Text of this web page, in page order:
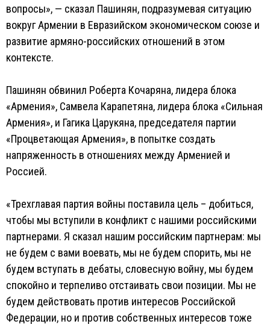
вопросы», — сказал Пашинян, подразумевая ситуацию
вокруг Армении в Евразийском экономическом союзе и
развитие армяно-российских отношений в этом
контексте.
Пашинян обвинил Роберта Кочаряна, лидера блока
«Армения», Самвела Карапетяна, лидера блока «Сильная
Армения», и Гагика Царукяна, председателя партии
«Процветающая Армения», в попытке создать
напряженность в отношениях между Арменией и
Россией.
«Трехглавая партия войны поставила цель – добиться,
чтобы мы вступили в конфликт с нашими российскими
партнерами. Я сказал нашим российским партнерам: мы
не будем с вами воевать, мы не будем спорить, мы не
будем вступать в дебаты, словесную войну, мы будем
спокойно и терпеливо отстаивать свои позиции. Мы не
будем действовать против интересов Российской
Федерации, но и против собственных интересов тоже